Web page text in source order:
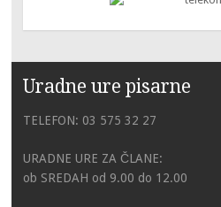
Uradne ure pisarne
TELEFON: 03 575 32 27
URADNE URE ZA ČLANE:
ob SREDAH od 9.00 do 12.00